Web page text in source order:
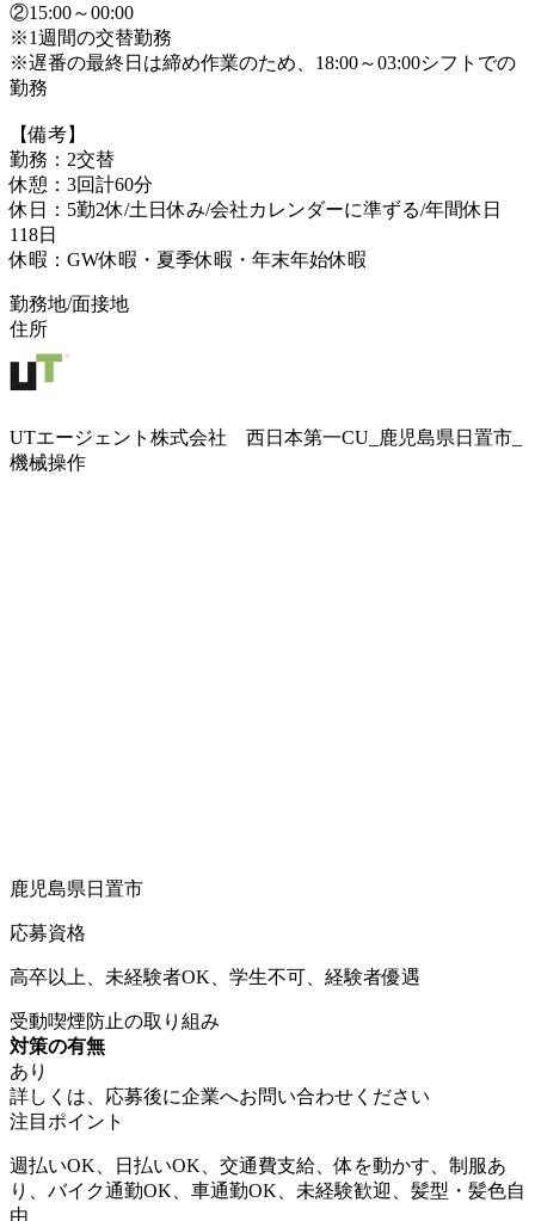
②15:00～00:00
※1週間の交替勤務
※遅番の最終日は締め作業のため、18:00～03:00シフトでの
勤務
【備考】
勤務：2交替
休憩：3回計60分
休日：5勤2休/土日休み/会社カレンダーに準ずる/年間休日
118日
休暇：GW休暇・夏季休暇・年末年始休暇
勤務地/面接地
住所
UTエージェント株式会社 西日本第一CU_鹿児島県日置市_
機械操作
鹿児島県日置市
応募資格
高卒以上、未経験者OK、学生不可、経験者優遇
受動喫煙防止の取り組み
対策の有無
あり
詳しくは、応募後に企業へお問い合わせください
注目ポイント
週払いOK、日払いOK、交通費支給、体を動かす、制服あ
り、バイク通勤OK、車通勤OK、未経験歓迎、髪型・髪色自
由